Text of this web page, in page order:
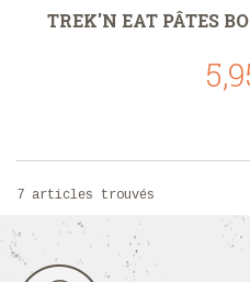
TREK'N EAT PÂTES
7 articles trouvés